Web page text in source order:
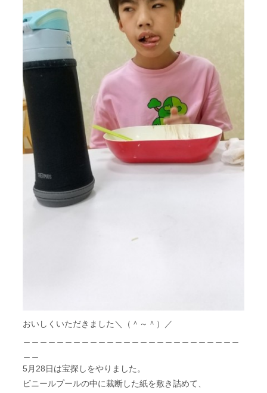
おいしくいただきました＼（＾～＾）／
5月28日は宝探しをやりました。
ビニールプールの中に裁断した紙を敷き詰めて、